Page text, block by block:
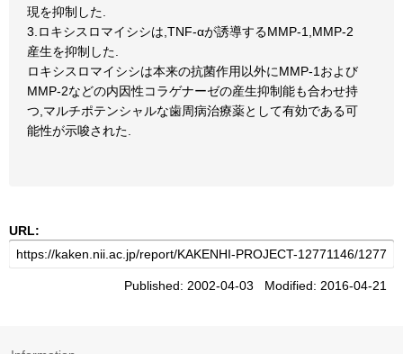
現を抑制した.
3.ロキシスロマイシシは,TNF-αが誘導するMMP-1,MMP-2
産生を抑制した.
ロキシスロマイシシは本来の抗菌作用以外にMMP-1および
MMP-2などの内因性コラゲナーゼの産生抑制能も合わせ持
つ,マルチポテンシャルな歯周病治療薬として有効である可
能性が示唆された.
URL:
Published: 2002-04-03 Modified: 2016-04-21